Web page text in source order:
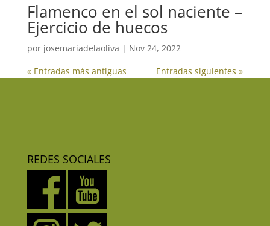
Flamenco en el sol naciente –
Ejercicio de huecos
por josemariadelaoliva | Nov 24, 2022
« Entradas más antiguas
Entradas siguientes »
REDES SOCIALES